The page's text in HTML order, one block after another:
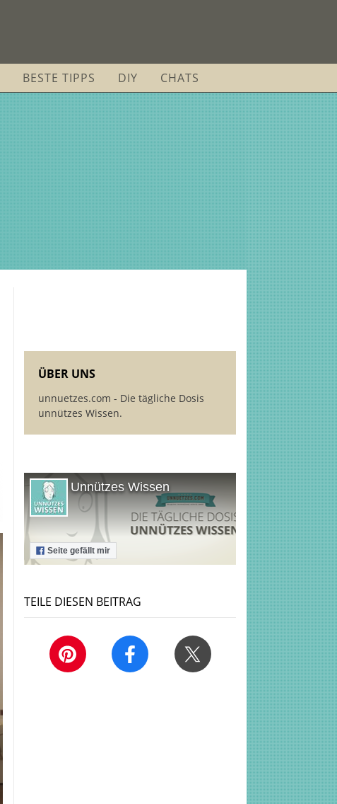
BESTE TIPPS DIY CHATS
ÜBER UNS
unnuetzes.com - Die tägliche Dosis
unnützes Wissen.
Unnützes Wissen
Seite gefällt mir
TEILE DIESEN BEITRAG